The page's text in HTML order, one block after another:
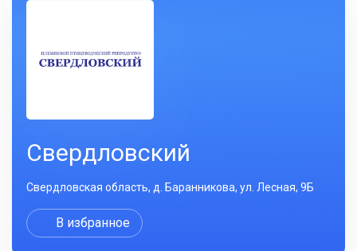
Свердловский
Свердловская область, д. Баранникова, ул. Лесная, 9Б
В избранное